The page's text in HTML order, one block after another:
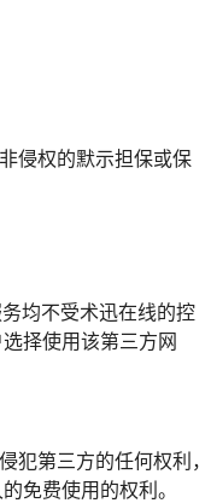
侵权的默示担保或保
均不受术迅在线的控
择使用该第三方网
犯第三方的任何权利，
免费使用的权利。